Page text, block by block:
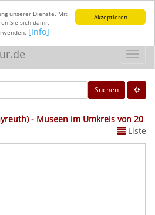
Akzeptieren
unserer Dienste. Mit
Sie sich damit
[Info]
Suchen
- Museen im Umkreis von 20
Liste